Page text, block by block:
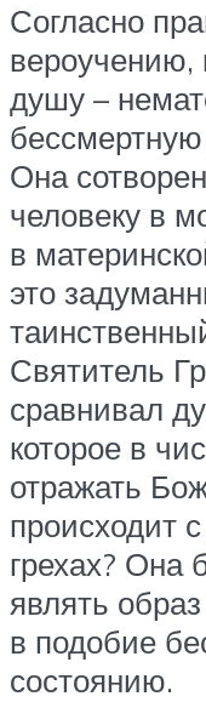
Согласно
вероучению,
душу –
Она
человеку в
в
это
Святитель
сравнивал
которое в
отражать
происходит
грехах? Она
являть
в подобие
состоянию.